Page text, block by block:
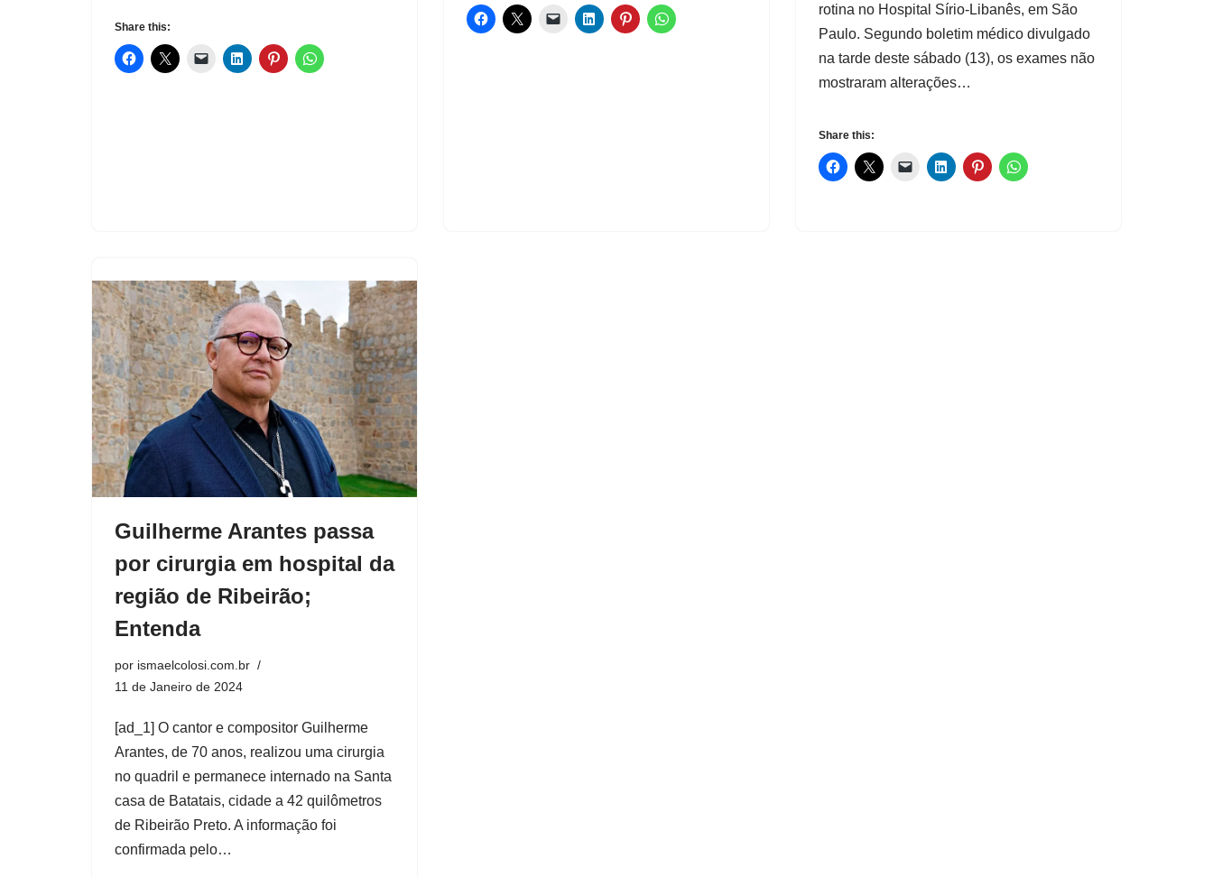
Share this:
rotina no Hospital Sírio-Libanês, em São
Paulo. Segundo boletim médico divulgado
na tarde deste sábado (13), os exames não
mostraram alterações…
Share this:
Guilherme Arantes passa
por cirurgia em hospital da
região de Ribeirão;
Entenda
por ismaelcolosi.com.br
11 de Janeiro de 2024
[ad_1] O cantor e compositor Guilherme
Arantes, de 70 anos, realizou uma cirurgia
no quadril e permanece internado na Santa
casa de Batatais, cidade a 42 quilômetros
de Ribeirão Preto. A informação foi
confirmada pelo…